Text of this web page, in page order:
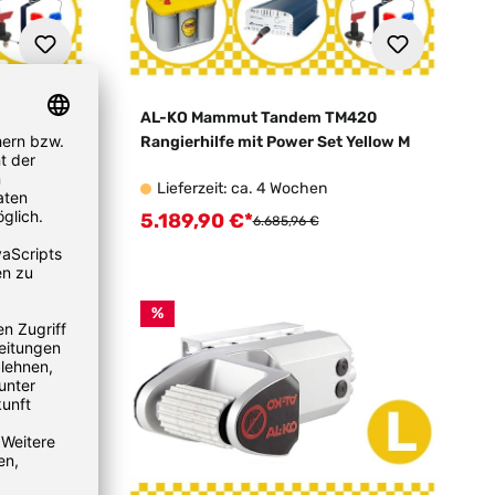
L
AL-KO Mammut Tandem TM420
Rangierhilfe mit Power Set Yellow M
Lieferzeit: ca. 4 Wochen
Verkaufspreis:
5.189,90 €*Regulärer Preis:
6.685,96 €
%